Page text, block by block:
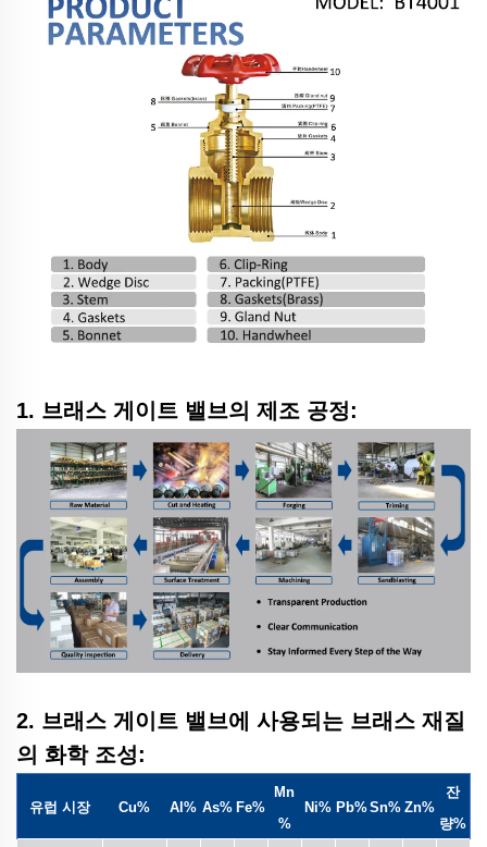
1. 브래스 게이트 밸브의 제조 공정:
2. 브래스 게이트 밸브에 사용되는 브래스 재질
의 화학 조성:
유럽 시장 Cu% Al% As% Fe%
Mn
%
Ni% Pb%Sn% Zn%
잔
량%